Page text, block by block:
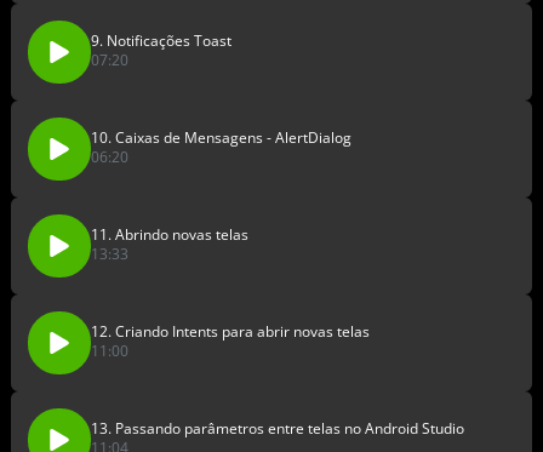
9. Notificações Toast
07:20
10. Caixas de Mensagens - AlertDialog
06:20
11. Abrindo novas telas
13:33
12. Criando Intents para abrir novas telas
11:00
13. Passando parâmetros entre telas no Android Studio